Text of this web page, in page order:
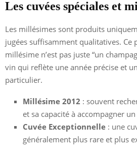
Les cuvées spéciales et
Les millésimes sont produits
jugées suffisamment qualitatives.
millésime n’est pas juste “un
vin qui reflète une année précise et
particulier.
Millésime 2012 : souvent
et sa capacité à accompagner
Cuvée Exceptionnelle : une
généralement plus rare et plus